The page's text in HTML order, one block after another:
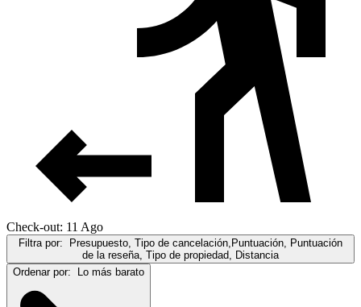
Check-out: 11 Ago
Filtra por:
Presupuesto, Tipo de cancelación,Puntuación, Puntuación
de la reseña, Tipo de propiedad, Distancia
Ordenar por:
Lo más barato